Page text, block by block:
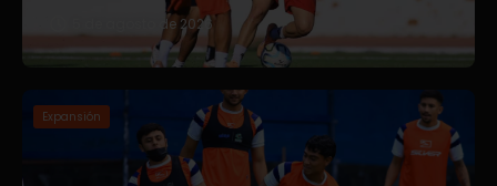
5 de agosto de 2026
Expansión